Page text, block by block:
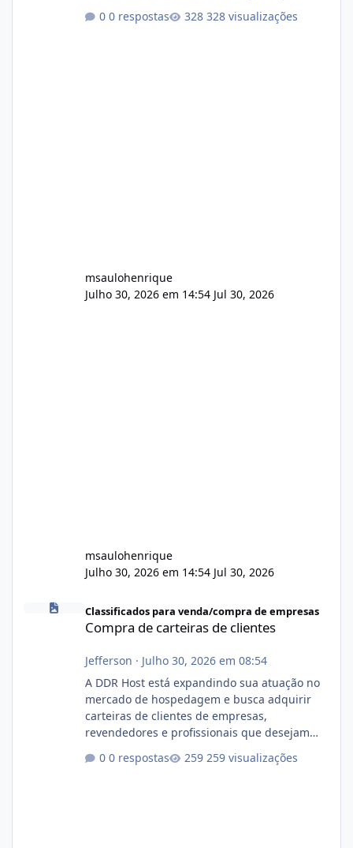
atualmente em circulação e comercialização
0 respostas 328 visualizações
msaulohenrique
Julho 30, 2026 em 14:54 Jul 30, 2026
msaulohenrique
Julho 30, 2026 em 14:54 Jul 30, 2026
Compra de carteiras de clientes
Classificados para venda/compra de empresas
Compra de carteiras de clientes
Jefferson · Julho 30, 2026 em 08:54
A DDR Host está expandindo sua atuação no
mercado de hospedagem e busca adquirir
carteiras de clientes de empresas,
revendedores e profissionais que desejam
operação. Se você possui clientes ativos de
0 respostas 259 visualizações